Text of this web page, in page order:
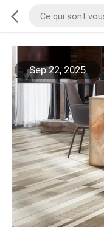
Sep 22, 2025